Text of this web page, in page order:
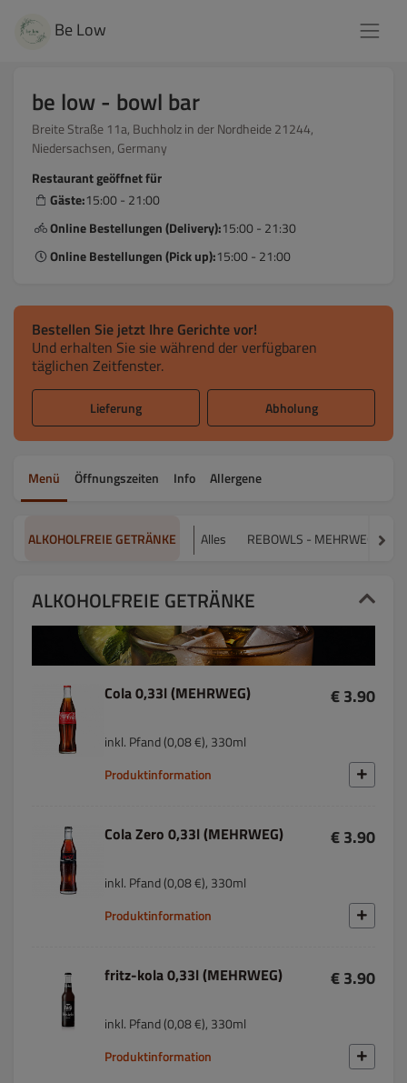
Be Low
be low - bowl bar
Breite Straße 11a, Buchholz in der Nordheide 21244,
Niedersachsen, Germany
Restaurant geöffnet für
Gäste:15:00 - 21:00
Online Bestellungen (Delivery):15:00 - 21:30
Online Bestellungen (Pick up):15:00 - 21:00
Bestellen Sie jetzt Ihre Gerichte vor!
Und erhalten Sie sie während der verfügbaren
täglichen Zeitfenster.
Lieferung Abholung
Menü Öffnungszeiten Info Allergene
ALKOHOLFREIE GETRÄNKE Alles REBOWLS -
ALKOHOLFREIE GETRÄNKE
Cola 0,33l (MEHRWEG) € 3.90
inkl. Pfand (0,08 €), 330ml
Produktinformation
Cola Zero 0,33l (MEHRWEG) € 3.90
inkl. Pfand (0,08 €), 330ml
Produktinformation
fritz-kola 0,33l (MEHRWEG) € 3.90
inkl. Pfand (0,08 €), 330ml
Produktinformation